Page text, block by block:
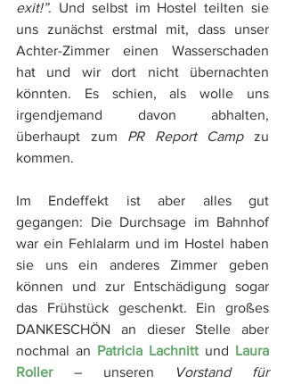
exit!”. Und selbst im Hostel teilten sie
uns zunächst erstmal mit, dass unser
Achter-Zimmer einen Wasserschaden
hat und wir dort nicht übernachten
könnten. Es schien, als wolle uns
irgendjemand davon abhalten,
überhaupt zum PR Report Camp zu
kommen.
Im Endeffekt ist aber alles gut
gegangen: Die Durchsage im Bahnhof
war ein Fehlalarm und im Hostel haben
sie uns ein anderes Zimmer geben
können und zur Entschädigung sogar
das Frühstück geschenkt. Ein großes
DANKESCHÖN an dieser Stelle aber
nochmal an Patricia Lachnitt und Laura
Roller – unseren
Vorstand für